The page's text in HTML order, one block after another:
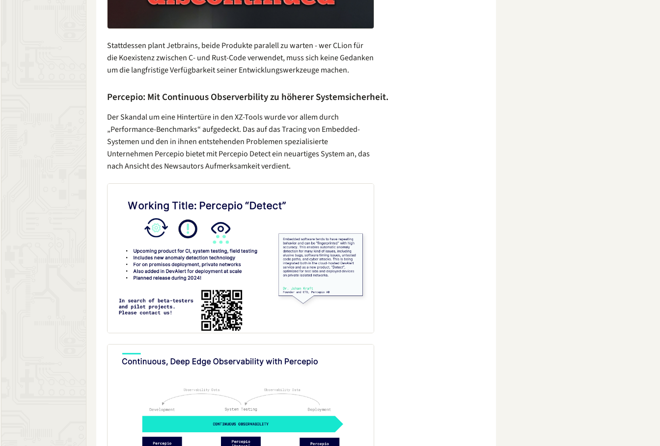
Stattdessen plant Jetbrains, beide Produkte paralell zu warten - wer CLion für
die Koexistenz zwischen C- und Rust-Code verwendet, muss sich keine Gedanken
um die langfristige Verfügbarkeit seiner Entwicklungswerkzeuge machen.
Percepio: Mit Continuous Observerbility zu höherer Systemsicherheit.
Der Skandal um eine Hintertüre in den XZ-Tools wurde vor allem durch
„Performance-Benchmarks“ aufgedeckt. Das auf das Tracing von Embedded-
Systemen und den in ihnen entstehenden Problemen spezialisierte
Unternehmen Percepio bietet mit Percepio Detect ein neuartiges System an, das
nach Ansicht des Newsautors Aufmerksamkeit verdient.